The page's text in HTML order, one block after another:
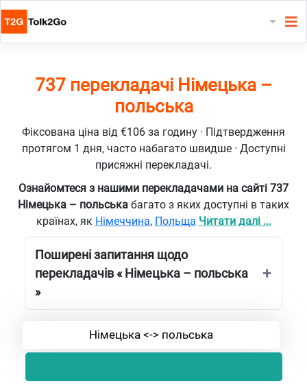
737 перекладачі Німецька –
польська
Фіксована ціна від €106 за годину · Підтвердження
протягом 1 дня, часто набагато швидше · Доступні
присяжні перекладачі.
Ознайомтеся з нашими перекладачами на сайті 737
Німецька – польська багато з яких доступні в таких
країнах, як Німеччина, Польща Читати далі ...
Поширені запитання щодо
перекладачів « Німецька – польська
»
Німецька <-> польська